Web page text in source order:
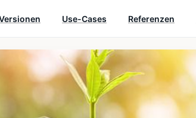
Use-Cases Referenzen